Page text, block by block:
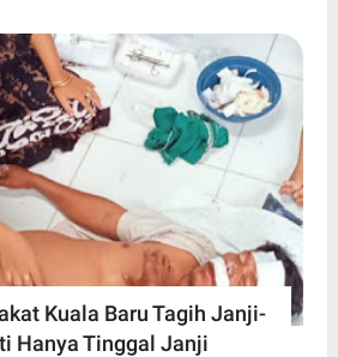
Kuala Baru Tagih Janji-
Hanya Tinggal Janji